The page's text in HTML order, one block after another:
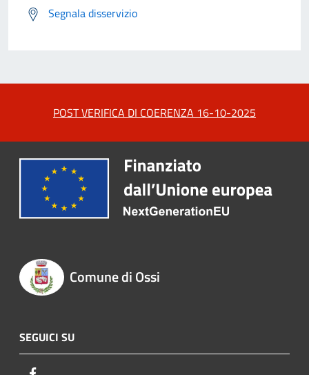
Segnala disservizio
POST VERIFICA DI COERENZA 16-10-2025
Comune di Ossi
SEGUICI SU